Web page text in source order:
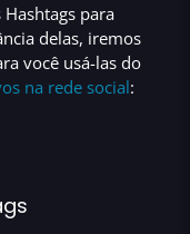
para
delas, iremos
você usá-las do
na rede social: